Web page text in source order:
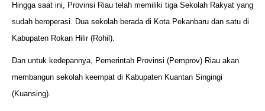
Hingga saat ini, Provinsi Riau telah memiliki tiga Sekolah Rakyat yang
sudah beroperasi. Dua sekolah berada di Kota Pekanbaru dan satu di
Kabupaten Rokan Hilir (Rohil).
Dan untuk kedepannya, Pemerintah Provinsi (Pemprov) Riau akan
membangun sekolah keempat di Kabupaten Kuantan Singingi
(Kuansing).